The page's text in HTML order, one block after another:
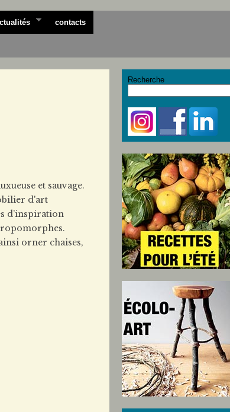
contacts
et sauvage.
d'art
d’inspiration
orner chaises,
Recherche